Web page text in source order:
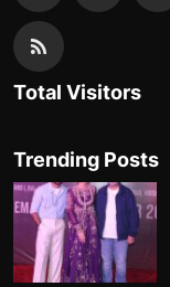
Total Visitors
Trending Posts